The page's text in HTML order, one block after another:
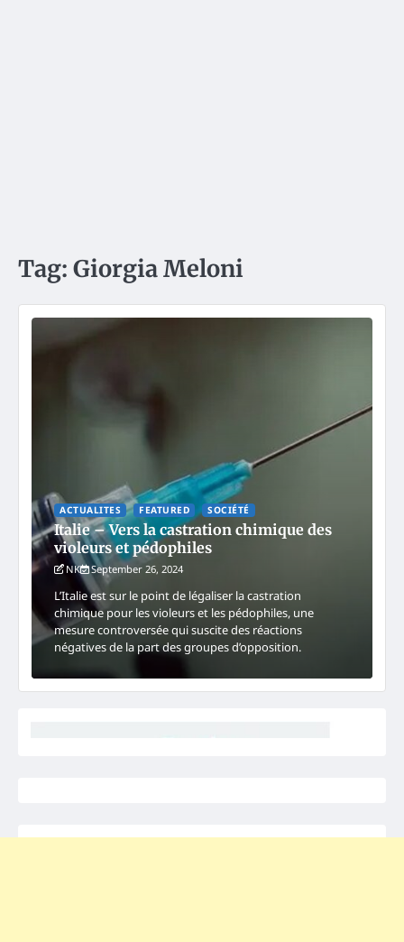
Tag: Giorgia Meloni
ACTUALITES FEATURED SOCIÉTÉ
Italie – Vers la castration chimique des
violeurs et pédophiles
NK September 26, 2024
L’Italie est sur le point de légaliser la castration
chimique pour les violeurs et les pédophiles, une
mesure controversée qui suscite des réactions
négatives de la part des groupes d’opposition.